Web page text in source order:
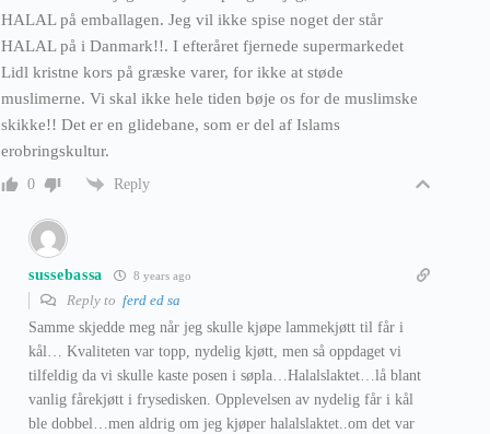
HALAL på emballagen. Jeg vil ikke spise noget der står
HALAL på i Danmark!!. I efteråret fjernede supermarkedet
Lidl kristne kors på græske varer, for ikke at støde
muslimerne. Vi skal ikke hele tiden bøje os for de muslimske
skikke!! Det er en glidebane, som er del af Islams
erobringskultur.
0 Reply
sussebassa 8 years ago
Reply to ferd ed sa
Samme skjedde meg når jeg skulle kjøpe lammekjøtt til får i
kål… Kvaliteten var topp, nydelig kjøtt, men så oppdaget vi
tilfeldig da vi skulle kaste posen i søpla…Halalslaktet…lå blant
vanlig fårekjøtt i frysedisken. Opplevelsen av nydelig får i kål
ble dobbel…men aldrig om jeg kjøper halalslaktet..om det var